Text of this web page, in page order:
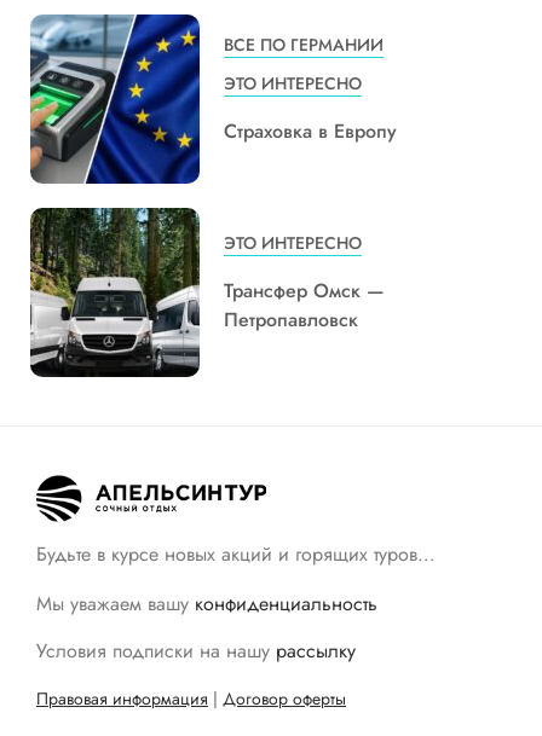
ВСЕ ПО ГЕРМАНИИ
ЭТО ИНТЕРЕСНО
Страховка в Европу
ЭТО ИНТЕРЕСНО
Трансфер Омск —
Петропавловск
Будьте в курсе новых акций и горящих туров…
Мы уважаем вашу конфиденциальность
Условия подписки на нашу рассылку
Правовая информация | Договор оферты